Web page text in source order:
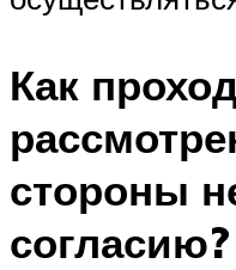
Как
стороны
согласию?